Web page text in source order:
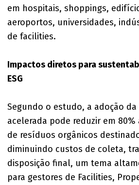
em hospitais, shoppings,
aeroportos, universidades,
de facilities.
Impactos diretos para
ESG
Segundo o estudo, a adoção
acelerada pode reduzir em
de resíduos orgânicos
diminuindo custos de coleta,
disposição final, um tema
para gestores de Facilities,